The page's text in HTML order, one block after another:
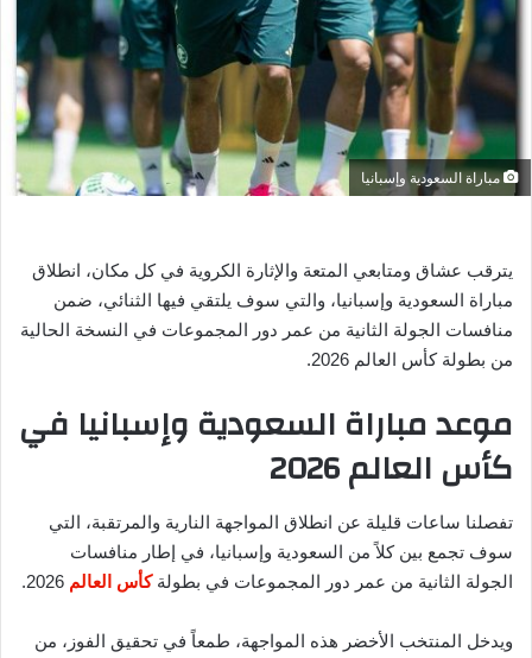
ر
و
ن
ا
مباراة السعودية وإسبانيا
يترقب عشاق ومتابعي المتعة والإثارة الكروية في كل مكان، انطلاق
مباراة السعودية وإسبانيا، والتي سوف يلتقي فيها الثنائي، ضمن
منافسات الجولة الثانية من عمر دور المجموعات في النسخة الحالية
من بطولة كأس العالم 2026.
موعد مباراة السعودية وإسبانيا في
كأس العالم 2026
تفصلنا ساعات قليلة عن انطلاق المواجهة النارية والمرتقبة، التي
سوف تجمع بين كلاً من السعودية وإسبانيا، في إطار منافسات
الجولة الثانية من عمر دور المجموعات في بطولةكأس العالم
ويدخل المنتخب الأخضر هذه المواجهة، طمعاً في تحقيق الفوز، من